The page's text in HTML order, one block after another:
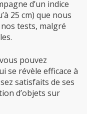
d’un indice
25 cm) que nous
tests, malgré
pouvez
se révèle efficace à
satisfaits de ses
d’objets sur